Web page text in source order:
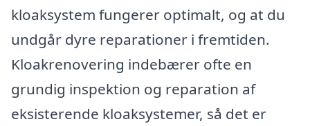
kloaksystem fungerer optimalt, og at du
undgår dyre reparationer i fremtiden.
Kloakrenovering indebærer ofte en
grundig inspektion og reparation af
eksisterende kloaksystemer, så det er